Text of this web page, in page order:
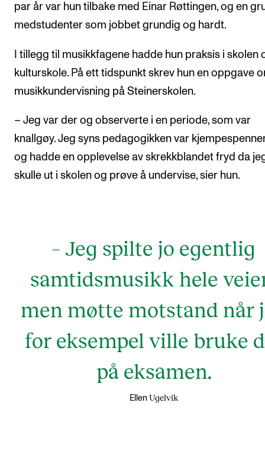
par år var hun tilbake med Einar Røttingen, og en
medstudenter som jobbet grundig og hardt.
I tillegg til musikkfagene hadde hun praksis i skolen
kulturskole. På ett tidspunkt skrev hun en oppgave
musikkundervisning på Steinerskolen.
– Jeg var der og observerte i en periode, som var
knallgøy. Jeg syns pedagogikken var
og hadde en opplevelse av skrekkblandet fryd da
skulle ut i skolen og prøve å undervise, sier hun.
– Jeg spilte jo egentlig
samtidsmusikk hele
men møtte motstand når
for eksempel ville bruke
på eksamen.
Ellen Ugelvik